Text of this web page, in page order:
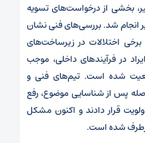
بخشی از درخواست‌های تسویه
انجام شد. بررسی‌های فنی نشان
اختلالات در زیرساخت‌های
در فرآیندهای داخلی، موجب
شده است. تیم‌های فنی و
پس از شناسایی موضوع، رفع
قرار دادند و اکنون مشکل
شده است.